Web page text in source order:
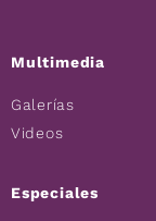
Multimedia
Galerías
Videos
Especiales